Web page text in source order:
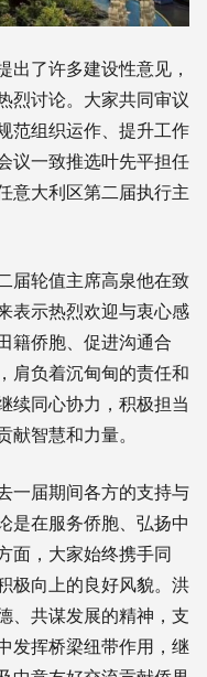
出了许多建设性意见，
烈讨论。大家共同审议
范组织运作、提升工作
议一致推选叶先平担任
意大利区第二届执行主
届轮值主席高泉他在致
表示热烈欢迎与衷心感
籍侨胞、促进沟通合
肩负着沉甸甸的责任和
续同心协力，积极担当
智慧和力量。
一届期间各方的支持与
是在服务侨胞、弘扬中
面，大家始终携手同
极向上的良好风貌。洪
、共谋发展的精神，支
发挥桥梁纽带作用，继